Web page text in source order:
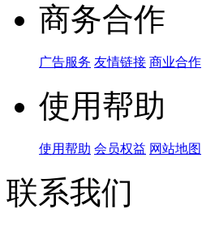
商务合作
广告服务 友情链接 商业合作
使用帮助
使用帮助 会员权益 网站地图
联系我们